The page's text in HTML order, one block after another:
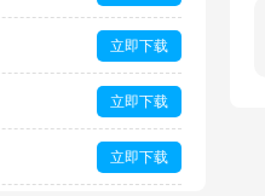
立即下载
立即下载
立即下载